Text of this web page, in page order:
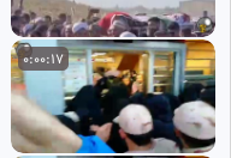
0:00:17